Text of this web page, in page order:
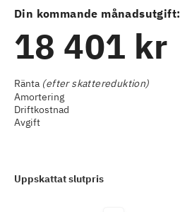
Din kommande månadsutgift:
18 401 kr
Ränta (efter skattereduktion)
Amortering
Driftkostnad
Avgift
Uppskattat slutpris